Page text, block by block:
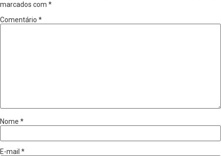
marcados com *
Comentário *
Nome *
E-mail *